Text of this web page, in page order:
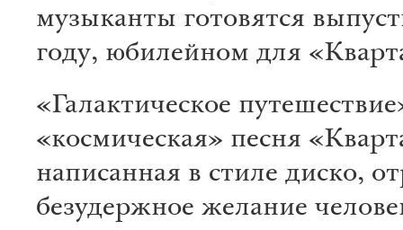
музыканты готовятся
году, юбилейном для
«Галактическое
«космическая» песня
написанная в стиле диско,
безудержное желание